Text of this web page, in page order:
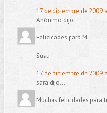
17 de diciembre de 2009
Anónimo dijo...
Felicidades para M.
Susu
17 de diciembre de 2009
sara dijo...
Muchas felicidades para tu